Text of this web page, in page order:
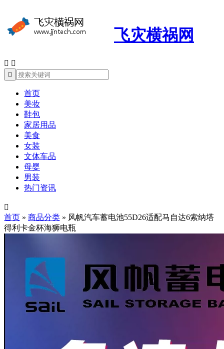
飞灾横祸网
 

首页
美妆
鞋包
家居用品
美食
女装
文体车品
母婴
男装
热门资讯

首页 » 商品分类 » 风帆汽车蓄电池55D26适配马自达6索纳塔
得利卡金杯海狮电瓶